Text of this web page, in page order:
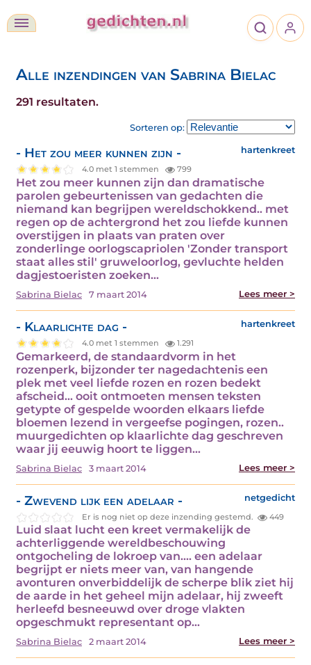
Alle inzendingen van Sabrina Bielac
291 resultaten.
Sorteren op:
- Het zou meer kunnen zijn - hartenkreet
4.0 met 1 stemmen 799
Het zou meer kunnen zijn dan dramatische
parolen gebeurtenissen van gedachten die
niemand kan begrijpen wereldschokkend.. met
regen op de achtergrond het zou liefde kunnen
overstijgen in plaats van praten over
zonderlinge oorlogscapriolen 'Zonder transport
staat alles stil' gruweloorlog, gevluchte helden
dagjestoeristen zoeken…
Sabrina Bielac 7 maart 2014 Lees meer >
- Klaarlichte dag - hartenkreet
4.0 met 1 stemmen 1.291
Gemarkeerd, de standaardvorm in het
rozenperk, bijzonder ter nagedachtenis een
plek met veel liefde rozen en rozen bedekt
afscheid... ooit ontmoeten mensen teksten
getypte of gespelde woorden elkaars liefde
bloemen lezend in vergeefse pogingen, rozen..
muurgedichten op klaarlichte dag geschreven
waar jij eeuwig hoort te liggen…
Sabrina Bielac 3 maart 2014 Lees meer >
- Zwevend lijk een adelaar - netgedicht
Er is nog niet op deze inzending gestemd. 449
Luid slaat lucht een kreet vermakelijk de
achterliggende wereldbeschouwing
ontgocheling de lokroep van.... een adelaar
begrijpt er niets meer van, van hangende
avonturen onverbiddelijk de scherpe blik ziet hij
de aarde in het geheel mijn adelaar, hij zweeft
herleefd besneeuwd over droge vlakten
opgeschmukt representant op…
Sabrina Bielac 2 maart 2014 Lees meer >